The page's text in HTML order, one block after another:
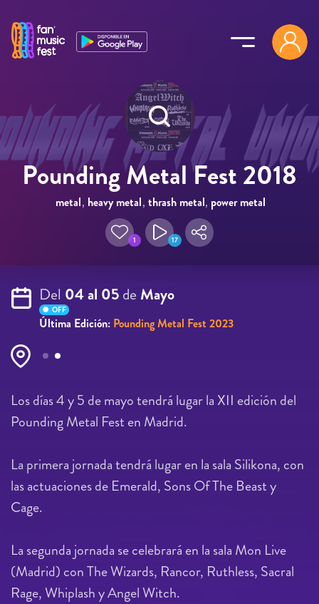
Pounding Metal Fest 2018
metal, heavy metal, thrash metal, power metal
1 17
Del 04 al 05de Mayo
OFF
Última Edición: Pounding Metal Fest 2023
Páginas
Los días 4 y 5 de mayo tendrá lugar la XII edición del
Pounding Metal Fest en Madrid.
La primera jornada tendrá lugar en la sala Silikona, con
las actuaciones de Emerald, Sons Of The Beast y
Cage.
La segunda jornada se celebrará en la sala Mon Live
(Madrid) con The Wizards, Rancor, Ruthless, Sacral
Rage, Whiplash y Angel Witch.